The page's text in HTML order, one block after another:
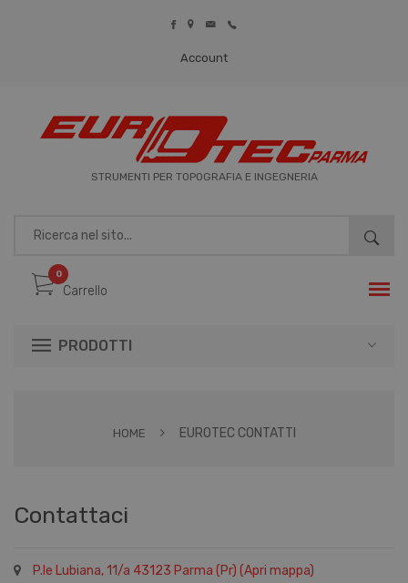
Account
LOGIN
STRUMENTI PER TOPOGRAFIA E INGEGNERIA
Carrello
0
PRODOTTI
HOME EUROTEC CONTATTI
Contattaci
P.le Lubiana, 11/a 43123 Parma (Pr) (Apri mappa)